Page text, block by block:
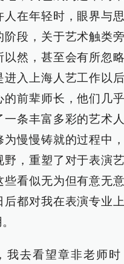
人在年轻时，眼界与
阶段，关于艺术触类
以然，甚至会有所忽
进入上海人艺工作以
的前辈师长，他们几
一条丰富多彩的艺术
为慢慢铸就的过程中
野，重塑了对于表演
些看似无为但有意无
后都对我在表演专业
我去看望章非老师时